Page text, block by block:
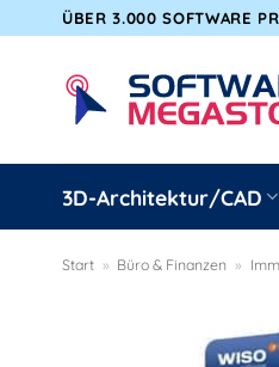
springen
ÜBER 3.000 SOFTWARE
3D-Architektur/CAD
Start » Büro & Finanzen »